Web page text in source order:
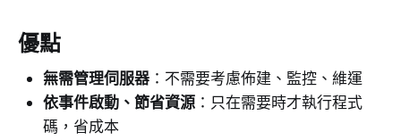
優點
無需管理伺服器 ：不需要考慮佈建、監控、維運
依事件啟動、節省資源 ：只在需要時才執行程式
碼，省成本